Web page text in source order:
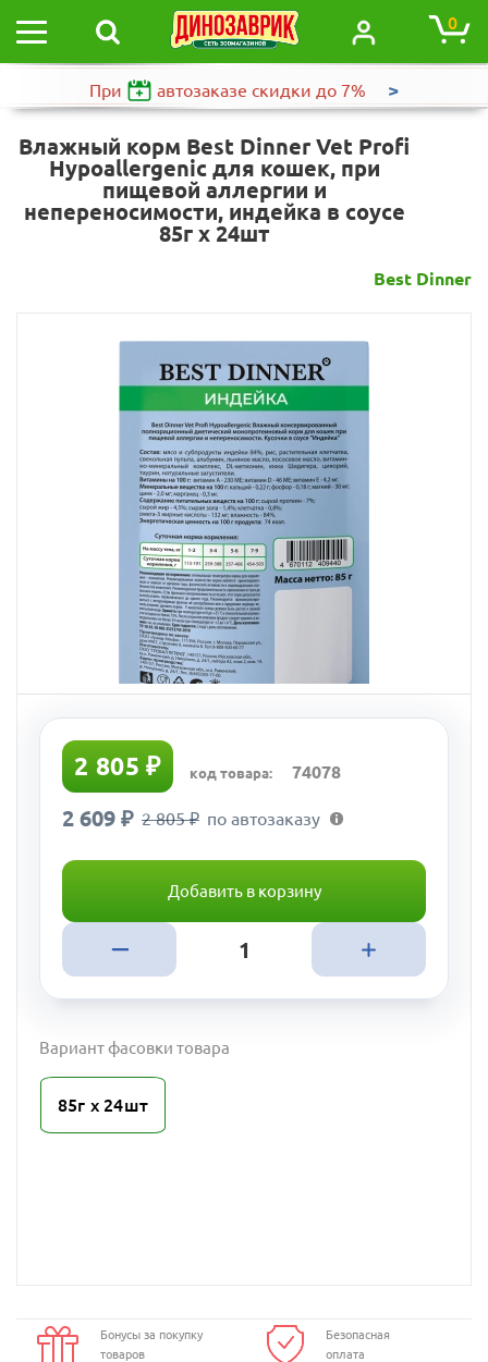
0
При автозаказе скидки до 7% >
Влажный корм Best Dinner Vet Profi
Hypoallergenic для кошек, при
пищевой аллергии и
непереносимости, индейка в соусе
85г х 24шт
Best Dinner
2 805 ₽ код товара: 74078
2 609 ₽ 2 805 ₽ по автозаказу
Добавить в корзину
Вариант фасовки товара
85г х 24шт
Бонусы за покупку
товаров
Безопасная
оплата